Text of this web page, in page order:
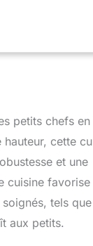
cette cuisine
et
quel intérieur.
cuisine en un
un
robinet, des
espace de jeu
et sa
immersive.
encore
petits chefs en
cette
et une
cuisine favorise
tels
aux petits.